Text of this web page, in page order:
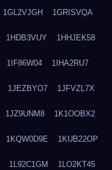
1GL2VJGH 1GRISVQA
1HDB3VUY 1HHJEK58
1IF86W04 1IHA2RU7
1JEZBYO7 1JFVZL7X
1JZ9UNM8 1K1OOBX2
1KQW0D9E 1KUB22OP
1L92C1GM 1LO2KT45